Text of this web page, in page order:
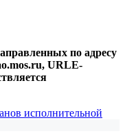
по адресу
URLE-